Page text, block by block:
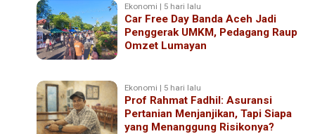
Ekonomi | 5 hari lalu
Car Free Day Banda Aceh Jadi
Penggerak UMKM, Pedagang Raup
Omzet Lumayan
Ekonomi | 5 hari lalu
Prof Rahmat Fadhil: Asuransi
Pertanian Menjanjikan, Tapi Siapa
yang Menanggung Risikonya?